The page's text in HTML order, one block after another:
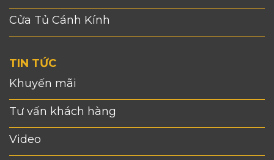
Cửa Tủ Cánh Kính
TIN TỨC
Khuyến mãi
Tư vấn khách hàng
Video